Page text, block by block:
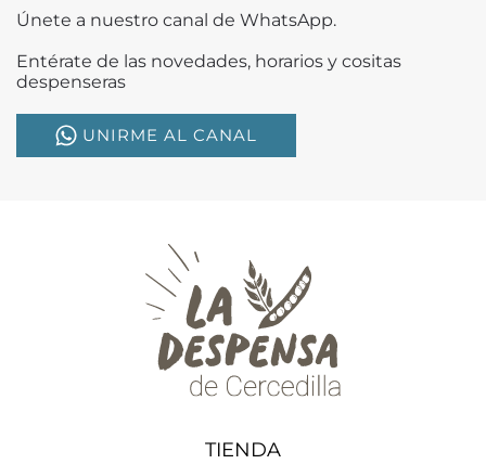
Únete a nuestro canal de WhatsApp.
Entérate de las novedades, horarios y cositas
despenseras
UNIRME AL CANAL
TIENDA